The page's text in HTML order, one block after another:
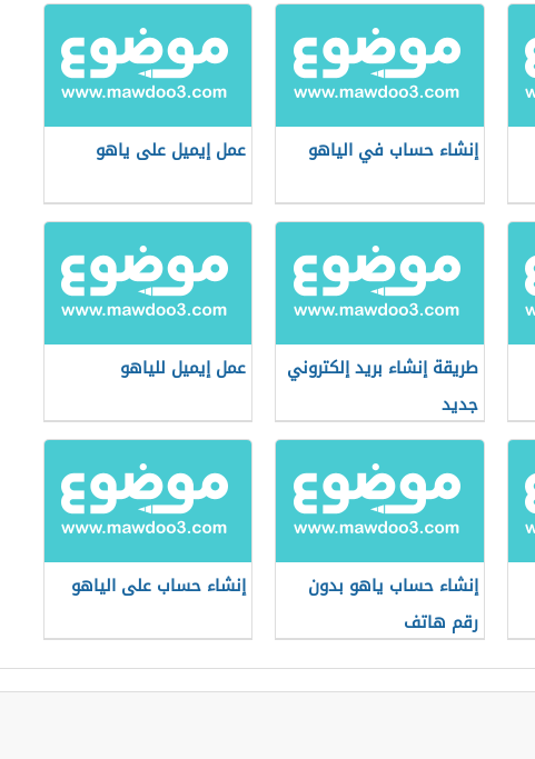
إنشاء حساب في الياهو عمل إيميل على ياهو
طريقة إنشاء بريد إلكتروني
جديد
عمل إيميل للياهو
إنشاء حساب ياهو بدون
رقم هاتف
إنشاء حساب على الياهو